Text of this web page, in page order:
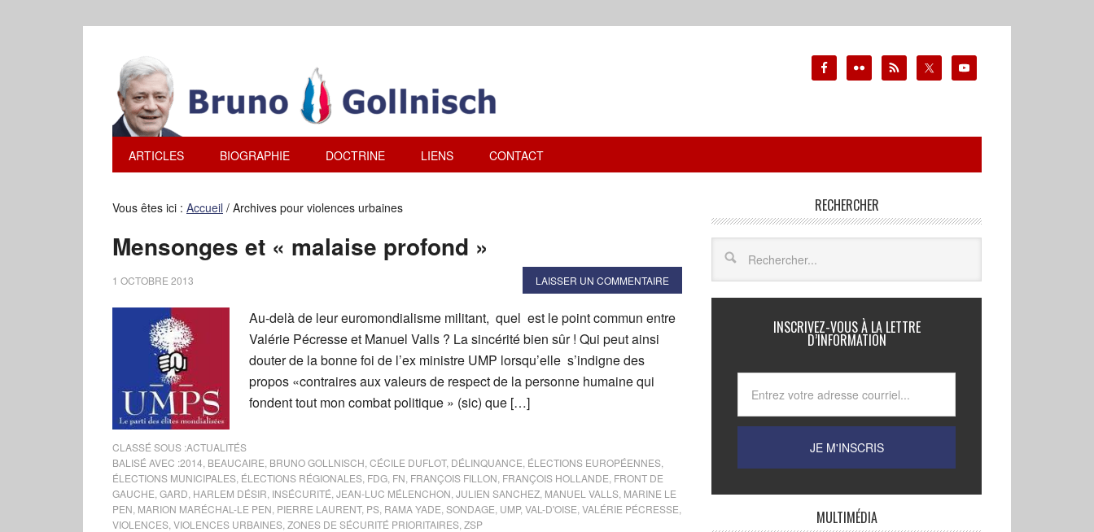
ARTICLES BIOGRAPHIE DOCTRINE LIENS CONTACT
Vous êtes ici : Accueil / Archives pour violences urbaines
Mensonges et « malaise profond »
1 OCTOBRE 2013 LAISSER UN COMMENTAIRE
Au-delà de leur euromondialisme militant, quel est le point commun entre
Valérie Pécresse et Manuel Valls ? La sincérité bien sûr ! Qui peut ainsi
douter de la bonne foi de l’ex ministre UMP lorsqu’elle s’indigne des
propos «contraires aux valeurs de respect de la personne humaine qui
fondent tout mon combat politique » (sic) que […]
CLASSÉ SOUS :ACTUALITÉS
BALISÉ AVEC :2014 BEAUCAIRE BRUNO GOLLNISCH CÉCILE DUFLOT, DÉLINQUANCE ÉLECTIONS EUROPÉENNES
ÉLECTIONS MUNICIPALES ÉLECTIONS RÉGIONALES FDG FN FRANÇOIS FILLON FRANÇOIS HOLLANDE FRONT DE
GAUCHE GARD HARLEM DÉSIR INSÉCURITÉ JEAN-LUC MÉLENCHON JULIEN SANCHEZ MANUEL VALLS MARINE LE
PEN MARION MARÉCHAL-LE PEN PIERRE LAURENT, PS RAMA YADE SONDAGE UMP, VAL-D'OISE VALÉRIE PÉCRESSE
VIOLENCES VIOLENCES URBAINES ZONES DE SÉCURITÉ PRIORITAIRES ZSP
RECHERCHER
INSCRIVEZ-VOUS À LA LETTRE
D’INFORMATION
MULTIMÉDIA